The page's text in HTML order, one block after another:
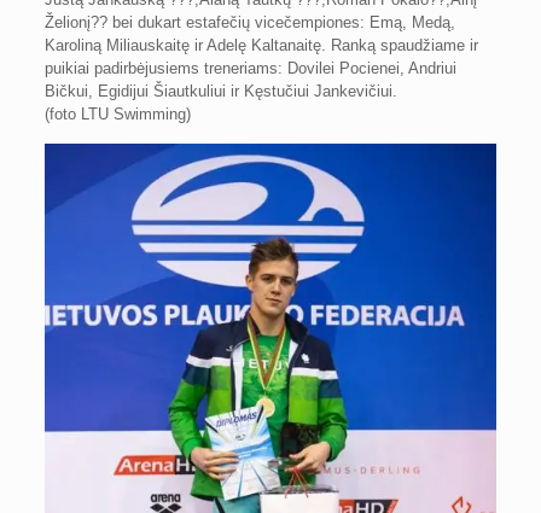
Želionį?? bei dukart estafečių vicečempiones: Emą, Medą,
Karoliną Miliauskaitę ir Adelę Kaltanaitę. Ranką spaudžiame ir
puikiai padirbėjusiems treneriams: Dovilei Pocienei, Andriui
Bičkui, Egidijui Šiautkuliui ir Kęstučiui Jankevičiui.
(foto LTU Swimming)